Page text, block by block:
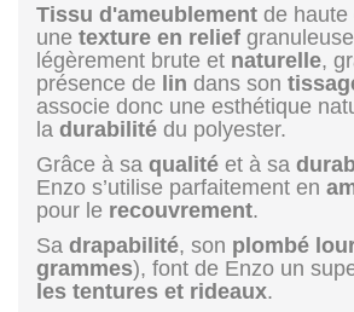
Tissu d'ameublement de haute
une texture en relief
légèrement brute et naturelle,
présence de lin dans son
associe donc une esthétique
la durabilité du polyester.
Grâce à sa qualité et à sa
Enzo s’utilise parfaitement en
pour le recouvrement.
Sa drapabilité, son plombé
grammes), font de Enzo un
les tentures et rideaux.